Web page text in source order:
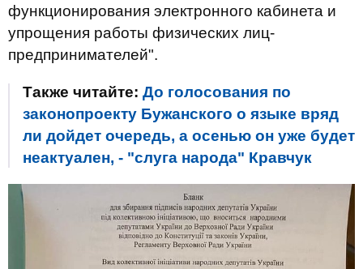
функционирования электронного кабинета и
упрощения работы физических лиц-
предпринимателей".
Также читайте: До голосования по
законопроекту Бужанского о языке вряд
ли дойдет очередь, а осенью он уже будет
неактуален, - "слуга народа" Кравчук